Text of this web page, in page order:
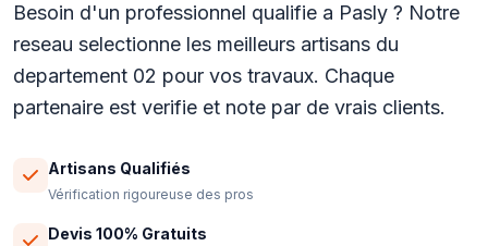
Besoin d'un professionnel qualifie a Pasly ? Notre
reseau selectionne les meilleurs artisans du
departement 02 pour vos travaux. Chaque
partenaire est verifie et note par de vrais clients.
Artisans Qualifiés
Vérification rigoureuse des pros
Devis 100% Gratuits